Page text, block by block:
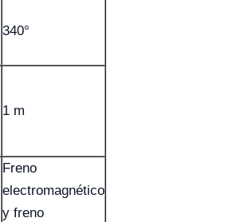
340°
1 m
Freno
electromagnético
y freno